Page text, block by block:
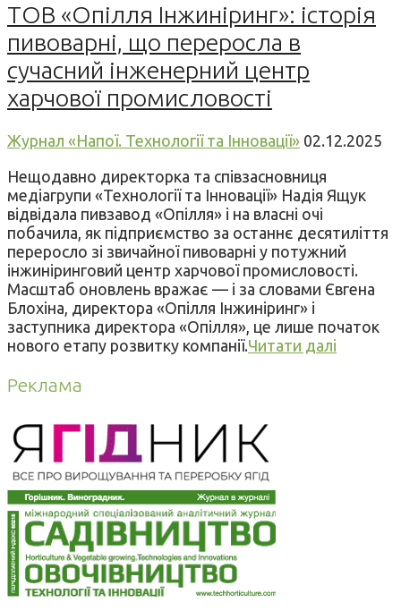
ТОВ «Опілля Інжиніринг»: історія
пивоварні, що переросла в
сучасний інженерний центр
харчової промисловості
Журнал «Напої. Технології та Інновації» 02.12.2025
Нещодавно директорка та співзасновниця
медіагрупи «Технології та Інновації» Надія Ящук
відвідала пивзавод «Опілля» і на власні очі
побачила, як підприємство за останнє десятиліття
переросло зі звичайної пивоварні у потужний
інжиніринговий центр харчової промисловості.
Масштаб оновлень вражає — і за словами Євгена
Блохіна, директора «Опілля Інжиніринг» і
заступника директора «Опілля», це лише початок
нового етапу розвитку компанії.Читати далі
Реклама